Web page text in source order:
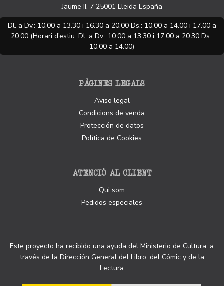
Jaume II, 7 25001 Lleida España
Dl. a Dv.: 10.00 a 13.30 i 16.30 a 20.00 Ds.: 10.00 a 14.00 i 17.00 a
20.00 (Horari d’estiu: Dl. a Dv.: 10.00 a 13.30 i 17.00 a 20.30 Ds.:
10.00 a 14.00)
PÀGINES LEGALS
Aviso legal
Condicions de venda
Protección de datos
Política de Cookies
ATENCIÓ AL CLIENT
Qui som
Pedidos especiales
Este proyecto ha recibido una ayuda del Ministerio de Cultura, a
través de la Dirección General del Libro, del Cómic y de la
Lectura